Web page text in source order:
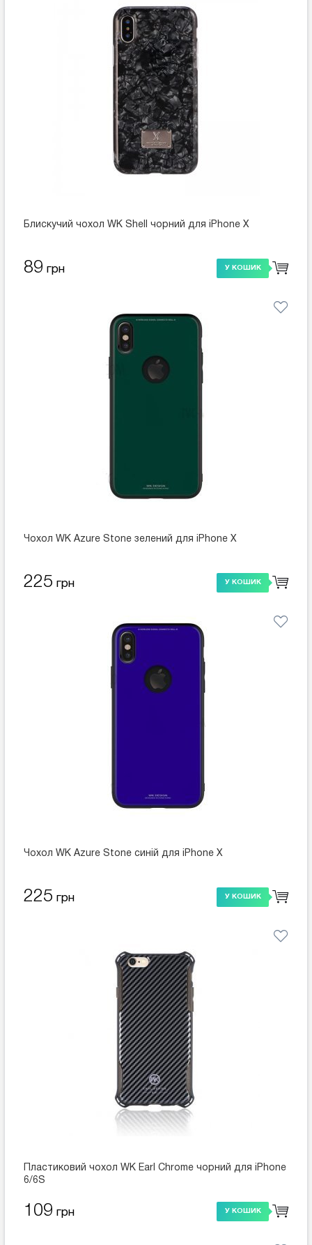
Блискучий чохол WK Shell чорний для iPhone X
89 грн У КОШИК
Чохол WK Azure Stone зелений для iPhone X
225 грн У КОШИК
Чохол WK Azure Stone синій для iPhone X
225 грн У КОШИК
Пластиковий чохол WK Earl Chrome чорний для iPhone
6/6S
109 грн У КОШИК